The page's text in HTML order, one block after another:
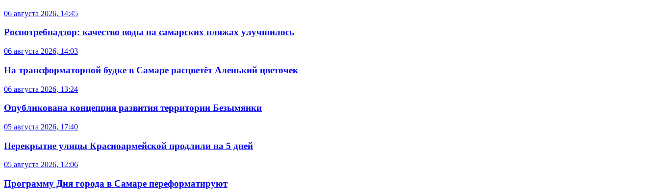
06 августа 2026, 14:45
Роспотребнадзор: качество воды на самарских пляжах улучшилось
06 августа 2026, 14:03
На трансформаторной будке в Самаре расцветёт Аленький цветочек
06 августа 2026, 13:24
Опубликована концепция развития территории Безымянки
05 августа 2026, 17:40
Перекрытие улицы Красноармейской продлили на 5 дней
05 августа 2026, 12:06
Программу Дня города в Самаре переформатируют